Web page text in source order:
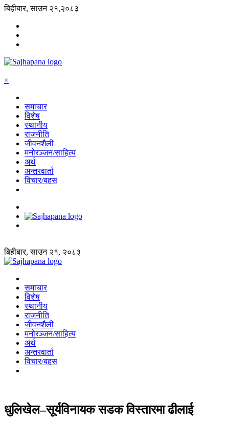
बिहीबार, साउन २१,२०८३
×
समाचार
विशेष
स्थानीय
राजनीति
जीवनशैली
मनोरञ्जन/साहित्य
अर्थ
अन्तरवार्ता
विचार/बहस
बिहीबार, साउन २१, २०८३
समाचार
विशेष
स्थानीय
राजनीति
जीवनशैली
मनोरञ्जन/साहित्य
अर्थ
अन्तरवार्ता
विचार/बहस
धुलिखेल–सूर्यविनायक सडक विस्तारमा ढीलाई